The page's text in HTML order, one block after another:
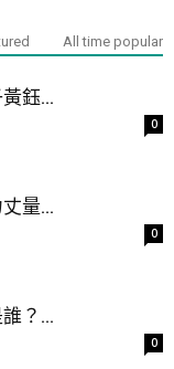
All time popular
鈺...
0
量...
0
？...
0